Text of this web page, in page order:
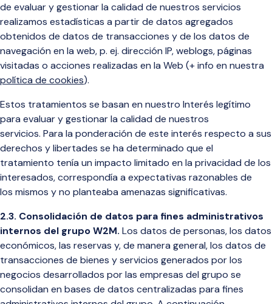
de evaluar y gestionar la calidad de nuestros servicios
realizamos estadísticas a partir de datos agregados
obtenidos de datos de transacciones y de los datos de
navegación en la web, p. ej. dirección IP, weblogs, páginas
visitadas o acciones realizadas en la Web (+ info en nuestra
política de cookies).
Estos tratamientos se basan en nuestro Interés legítimo
para evaluar y gestionar la calidad de nuestros
servicios. Para la ponderación de este interés respecto a sus
derechos y libertades se ha determinado que el
tratamiento tenía un impacto limitado en la privacidad de los
interesados, correspondía a expectativas razonables de
los mismos y no planteaba amenazas significativas.
2.3. Consolidación de datos para fines administrativos
internos del grupo W2M. Los datos de personas, los datos
económicos,las reservas y, de manera general, los datos de
transacciones de bienes y servicios generados por los
negocios desarrollados por las empresas del grupo se
consolidan en bases de datos centralizadas para fines